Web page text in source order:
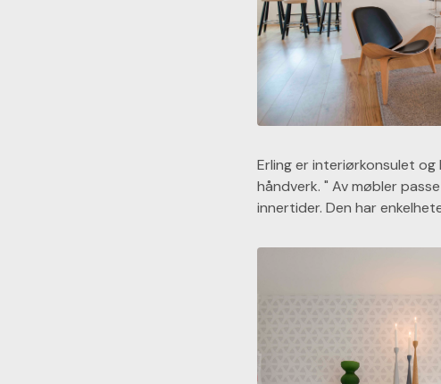
Erling er interiørkonsulet
håndverk. " Av møbler
innertider. Den har